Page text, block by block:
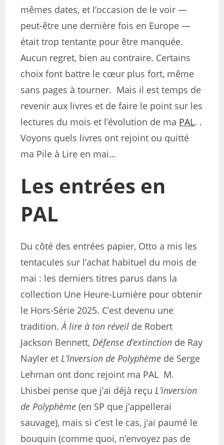
mêmes dates, et l’occasion de le voir —
peut-être une dernière fois en Europe —
était trop tentante pour être manquée.
Aucun regret, bien au contraire. Certains
choix font battre le cœur plus fort, même
sans pages à tourner. Mais il est temps de
revenir aux livres et de faire le point sur les
lectures du mois et l’évolution de ma PAL. .
Voyons quels livres ont rejoint ou quitté
ma Pile à Lire en mai…
Les entrées en
PAL
Du côté des entrées papier, Otto a mis les
tentacules sur l’achat habituel du mois de
mai : les derniers titres parus dans la
collection Une Heure-Lumière pour obtenir
le Hors-Série 2025. C’est devenu une
tradition.À lire à ton réveil de Robert
Jackson Bennett,Défense d’extinction de Ray
Nayler etL’Inversion de Polyphème de Serge
Lehman ont donc rejoint ma PAL M.
Lhisbei pense que j’ai déjà reçuL’inversion
de Polyphème (en SP que j’appellerai
sauvage), mais si c’est le cas, j’ai paumé le
bouquin (comme quoi, n’envoyez pas de